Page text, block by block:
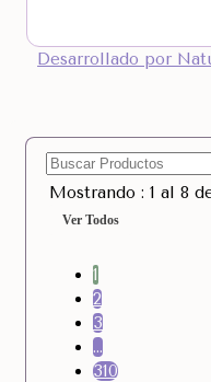
Desarrollado por
Mostrando : 1 al 8
Ver Todos
1
2
3
…
310